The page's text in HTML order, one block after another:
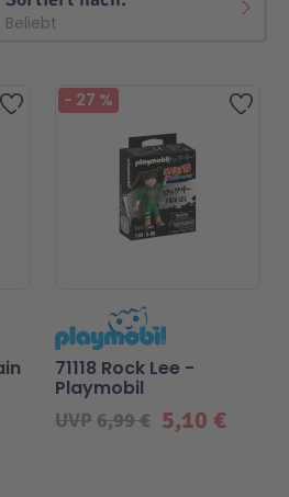
Zur Wunschliste hinzufügen Zur
- 27 %
Beliebt
5,10 €
UVP6,99 €
71118 Rock Lee -
Playmobil